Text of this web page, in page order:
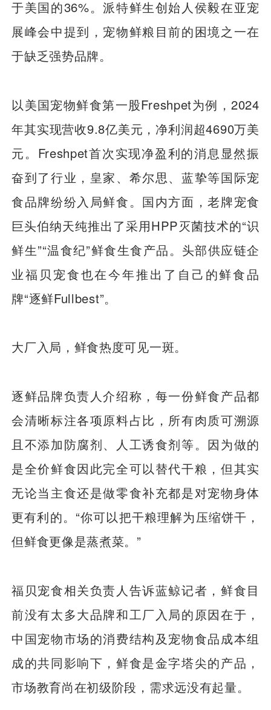
于美国的36%。派特鲜生创始人侯毅在亚宠
展峰会中提到，宠物鲜粮目前的困境之一在
于缺乏强势品牌。
以美国宠物鲜食第一股Freshpet为例，2024
年其实现营收9.8亿美元，净利润超4690万美
元。Freshpet首次实现净盈利的消息显然振
奋到了行业，皇家、希尔思、蓝挚等国际宠
食品牌纷纷入局鲜食。国内方面，老牌宠食
巨头伯纳天纯推出了采用HPP灭菌技术的“识
鲜生”“温食纪”鲜食生食产品。头部供应链企
业福贝宠食也在今年推出了自己的鲜食品
牌“逐鲜Fullbest”。
大厂入局，鲜食热度可见一斑。
逐鲜品牌负责人介绍称，每一份鲜食产品都
会清晰标注各项原料占比，所有肉质可溯源
且不添加防腐剂、人工诱食剂等。因为做的
是全价鲜食因此完全可以替代干粮，但其实
无论当主食还是做零食补充都是对宠物身体
更有利的。“你可以把干粮理解为压缩饼干，
但鲜食更像是蒸煮菜。”
福贝宠食相关负责人告诉蓝鲸记者，鲜食目
前没有太多大品牌和工厂入局的原因在于，
中国宠物市场的消费结构及宠物食品成本组
成的共同影响下，鲜食是金字塔尖的产品，
市场教育尚在初级阶段，需求远没有起量。